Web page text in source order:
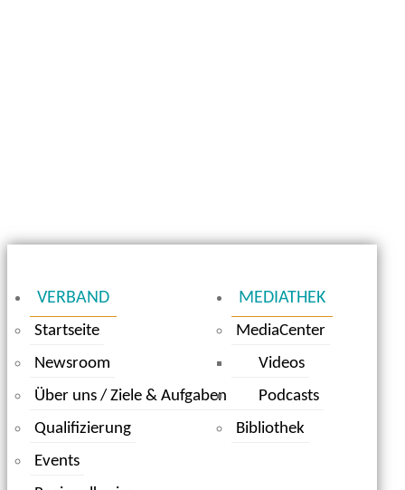
VERBAND
Startseite
Newsroom
Über uns / Ziele & Aufgaben
Qualifizierung
Events
MEDIATHEK
MediaCenter
Videos
Podcasts
Bibliothek